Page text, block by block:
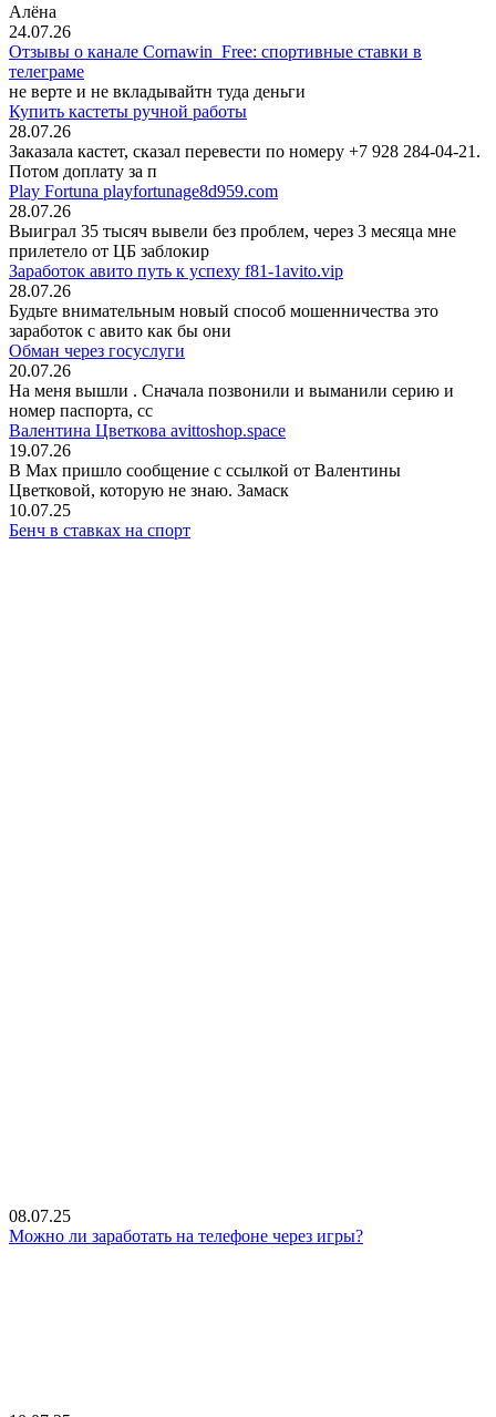
Алёна
24.07.26
Отзывы о канале Cornawin_Free: спортивные ставки в
телеграме
не верте и не вкладывайтн туда деньги
Купить кастеты ручной работы
28.07.26
Заказала кастет, сказал перевести по номеру +7 928 284-04-21.
Потом доплату за п
Play Fortuna playfortunage8d959.com
28.07.26
Выиграл 35 тысяч вывели без проблем, через 3 месяца мне
прилетело от ЦБ заблокир
Заработок авито путь к успеху f81-1avito.vip
28.07.26
Будьте внимательным новый способ мошенничества это
заработок с авито как бы они
Обман через госуслуги
20.07.26
На меня вышли . Сначала позвонили и выманили серию и
номер паспорта, сс
Валентина Цветкова avittoshop.space
19.07.26
В Мах пришло сообщение с ссылкой от Валентины
Цветковой, которую не знаю. Замаск
10.07.25
Бенч в ставках на спорт
08.07.25
Можно ли заработать на телефоне через игры?